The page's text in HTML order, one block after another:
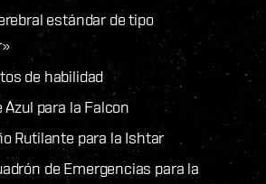
estándar de tipo
de habilidad
Azul para la Falcon
Rutilante para la Ishtar
de Emergencias para la